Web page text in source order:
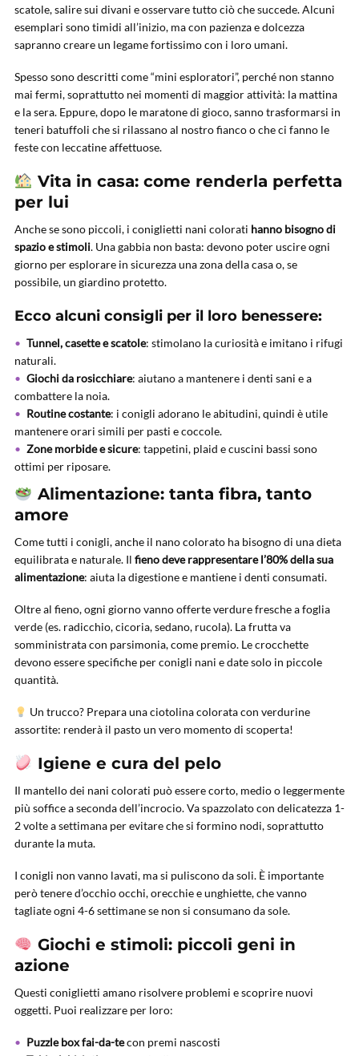
scatole, salire sui divani e osservare tutto ciò che succede. Alcuni
esemplari sono timidi all’inizio, ma con pazienza e dolcezza
sapranno creare un legame fortissimo con i loro umani.
Spesso sono descritti come “mini esploratori”, perché non stanno
mai fermi, soprattutto nei momenti di maggior attività: la mattina
e la sera. Eppure, dopo le maratone di gioco, sanno trasformarsi in
teneri batuffoli che si rilassano al nostro fianco o che ci fanno le
feste con leccatine affettuose.
Vita in casa: come renderla perfetta
per lui
Anche se sono piccoli, i coniglietti nani colorati hanno bisogno di
spazio e stimoli. Una gabbia non basta: devono poter uscire ogni
giorno per esplorare in sicurezza una zona della casa o, se
possibile, un giardino protetto.
Ecco alcuni consigli per il loro benessere:
Tunnel, casette e scatole: stimolano la curiosità e imitano i rifugi
naturali.
Giochi da rosicchiare: aiutano a mantenere i denti sani e a
combattere la noia.
Routine costante: i conigli adorano le abitudini, quindi è utile
mantenere orari simili per pasti e coccole.
Zone morbide e sicure: tappetini, plaid e cuscini bassi sono
ottimi per riposare.
Alimentazione: tanta fibra, tanto
amore
Come tutti i conigli, anche il nano colorato ha bisogno di una dieta
equilibrata e naturale. Il fieno deve rappresentare l’80% della sua
alimentazione: aiuta la digestione e mantiene i denti consumati.
Oltre al fieno, ogni giorno vanno offerte verdure fresche a foglia
verde (es. radicchio, cicoria, sedano, rucola). La frutta va
somministrata con parsimonia, come premio. Le crocchette
devono essere specifiche per conigli nani e date solo in piccole
quantità.
Un trucco? Prepara una ciotolina colorata con verdurine
assortite: renderà il pasto un vero momento di scoperta!
Igiene e cura del pelo
Il mantello dei nani colorati può essere corto, medio o leggermente
più soffice a seconda dell’incrocio. Va spazzolato con delicatezza 1-
2 volte a settimana per evitare che si formino nodi, soprattutto
durante la muta.
I conigli non vanno lavati, ma si puliscono da soli. È importante
però tenere d’occhio occhi, orecchie e unghiette, che vanno
tagliate ogni 4-6 settimane se non si consumano da sole.
Giochi e stimoli: piccoli geni in
azione
Questi coniglietti amano risolvere problemi e scoprire nuovi
oggetti. Puoi realizzare per loro:
Puzzle box fai-da-tecon premi nascosti